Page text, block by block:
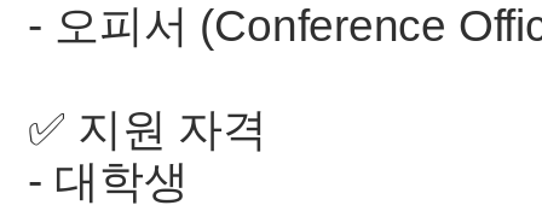
- 오피서 (Conference
✅ 지원 자격
- 대학생